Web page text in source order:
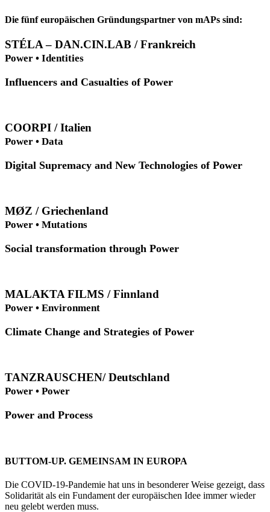
Die fünf europäischen Gründungspartner von mAPs sind:
STÉLA – DAN.CIN.LAB / Frankreich
Power • Identities
Influencers and Casualties of Power
COORPI / Italien
Power • Data
Digital Supremacy and New Technologies of Power
MØZ / Griechenland
Power • Mutations
Social transformation through Power
MALAKTA FILMS / Finnland
Power • Environment
Climate Change and Strategies of Power
TANZRAUSCHEN/ Deutschland
Power • Power
Power and Process
BUTTOM-UP. GEMEINSAM IN EUROPA
Die COVID-19-Pandemie hat uns in besonderer Weise gezeigt, dass
Solidarität als ein Fundament der europäischen Idee immer wieder
neu gelebt werden muss.